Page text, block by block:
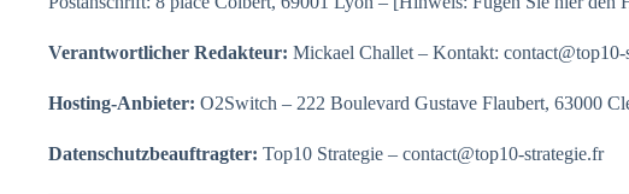
Verantwortlicher Redakteur: Mickael Challet – Kontakt: contact@top10-
Hosting-Anbieter: O2Switch – 222 Boulevard Gustave Flaubert, 63000
Datenschutzbeauftragter: Top10 Strategie – contact@top10-strategie.fr